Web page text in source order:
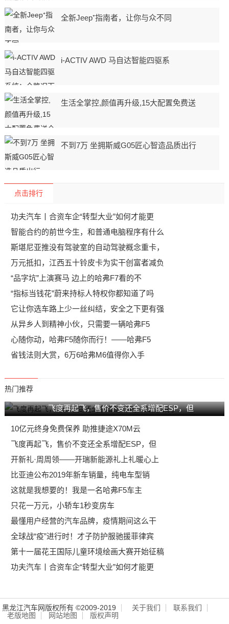
全新Jeep⁺指南者，让你与众不同
i-ACTIV AWD 马自达智能四驱系
生活全掌控,颜值再升级,15大配置免费送
不到7万 坐拥斯威G05匠心智造品质出行
点击排行
功夫汽车丨合资车企“转型大业”如何才能更
智能合约的前世今生，和普通电脑程序有什么
斯堪尼亚推没有驾驶室的自动驾驶概念重卡，
万元抵扣，江西五十铃皮卡为实干创富者减负
“品字坑”上演赛马 边上的哈弗F7看的不
“指标当钱花”蔚来持标人特权你都知道了吗
它让你选车路上少一丝纠结，安全之下更有强
从异乡人到精神小伙，只需要一辆哈弗F5
心随你动，哈弗F5随你而行！——哈弗F5
省钱法则大赏，6万6哈弗M6值得你入手
热门推荐
飞度再起飞，售价不变还全系增配ESP，但
10亿元终身免费保养 助推捷途X70M云
飞度再起飞，售价不变还全系增配ESP，但
开新礼·周周领——开瑞新能源礼上礼暖心上
比亚迪公布2019年新车销量，纯电车型销
这就是我想要的！我是一名哈弗F5车主
只花一万元，小轿车1秒变房车
最懂用户经营的汽车品牌，疫情期间这么干
全球战“疫”进行时！才子防护服驰援菲律宾
第十一届花王国际儿童环境绘画大赛开始征稿
功夫汽车丨合资车企“转型大业”如何才能更
黑龙江汽车网版权所有 ©2009-2019 关于我们
联系我们
老版地图
网站地图 版权声明